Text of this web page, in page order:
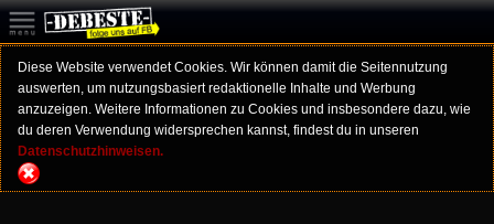
Diese Website verwendet Cookies. Wir können damit die Seitennutzung
auswerten, um nutzungsbasiert redaktionelle Inhalte und Werbung
anzuzeigen. Weitere Informationen zu Cookies und insbesondere dazu, wie
du deren Verwendung widersprechen kannst, findest du in unseren
Datenschutzhinweisen.